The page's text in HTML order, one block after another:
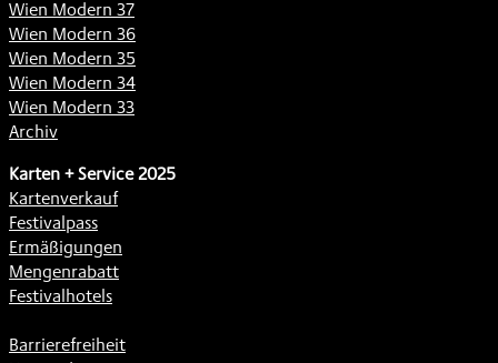
Wien Modern 37
Wien Modern 36
Wien Modern 35
Wien Modern 34
Wien Modern 33
Archiv
Karten + Service 2025
Kartenverkauf
Festivalpass
Ermäßigungen
Mengenrabatt
Festivalhotels
Barrierefreiheit